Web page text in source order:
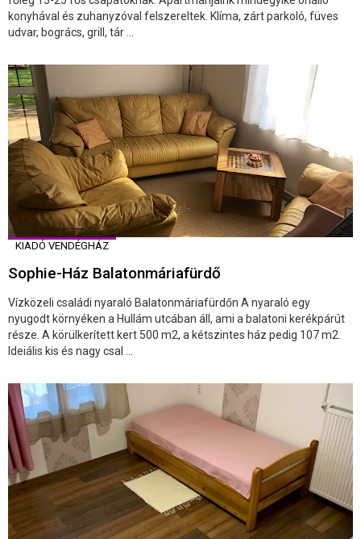
konyhával és zuhanyzóval felszereltek. Klíma, zárt parkoló, füves
udvar, bogrács, grill, tár ...
KIADÓ VENDÉGHÁZ
Sophie-Ház Balatonmáriafürdő
Vízközeli családi nyaraló Balatonmáriafürdőn A nyaraló egy
nyugodt környéken a Hullám utcában áll, ami a balatoni kerékpárút
része. A körülkerített kert 500 m2, a kétszintes ház pedig 107 m2.
Ideiális kis és nagy csal ...